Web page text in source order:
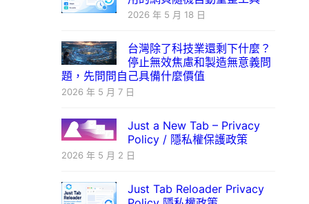
2026 年 5 月 18 日
台灣除了科技業還剩下什麼？
停止無效焦慮和製造無意義問
題，先問問自己具備什麼價值
2026 年 5 月 7 日
Just a New Tab – Privacy
Policy / 隱私權保護政策
2026 年 5 月 2 日
Just Tab Reloader Privacy